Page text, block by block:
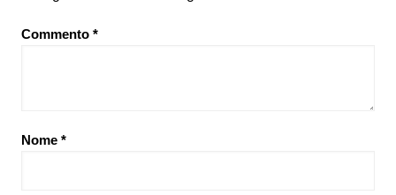
Commento *
Nome *